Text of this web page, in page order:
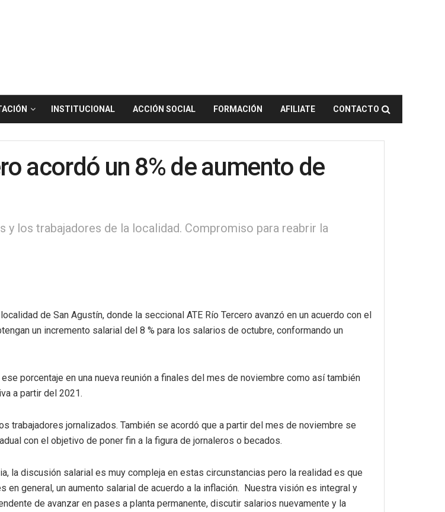
INSTITUCIONAL ACCIÓN SOCIAL FORMACIÓN AFILIATE CONTACTO
acordó un 8% de aumento de
y los trabajadores de la localidad. Compromiso para reabrir la
de San Agustín, donde la seccional ATE Río Tercero avanzó en un acuerdo con el
un incremento salarial del 8 % para los salarios de octubre, conformando un
porcentaje en una nueva reunión a finales del mes de noviembre como así también
a partir del 2021.
trabajadores jornalizados. También se acordó que a partir del mes de noviembre se
con el objetivo de poner fin a la figura de jornaleros o becados.
la discusión salarial es muy compleja en estas circunstancias pero la realidad es que
general, un aumento salarial de acuerdo a la inflación. Nuestra visión es integral y
de avanzar en pases a planta permanente, discutir salarios nuevamente y la